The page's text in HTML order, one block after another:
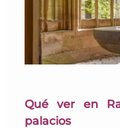
Qué ver en
palacios